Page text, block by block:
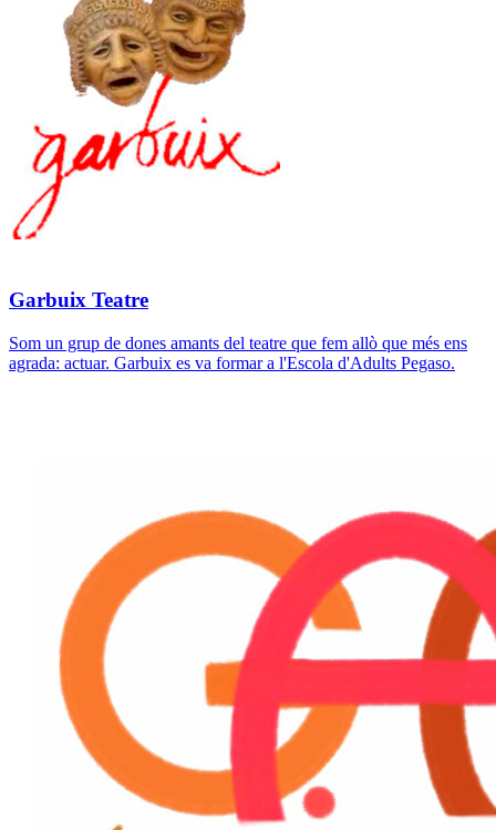
Garbuix Teatre
Som un grup de dones amants del teatre que fem allò que més ens
agrada: actuar. Garbuix es va formar a l'Escola d'Adults Pegaso.